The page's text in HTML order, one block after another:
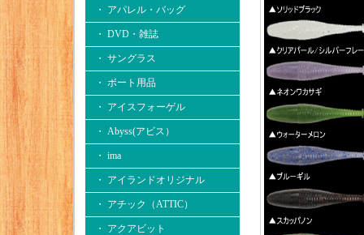
・ アパレル・バッグ
・ DVD・雑誌
・ サングラス
・ ボート用品
・ アイスフォーゲル
・ Abyss(アビス）
・ ima
・ アイランドオリジナル
・ アチック（ATTIC）
・ アクアビット